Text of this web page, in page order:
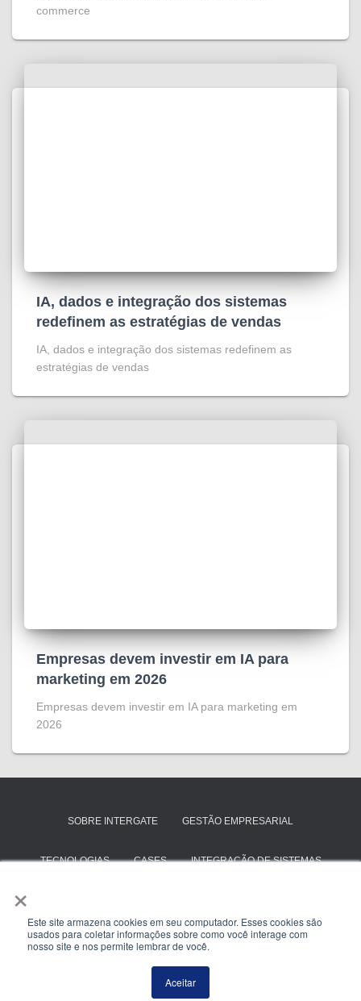
×
Este site armazena cookies em seu computador. Esses cookies são
usados para coletar informações sobre como você interage com
nosso site e nos permite lembrar de você.
Aceitar
commerce
IA, dados e integração dos sistemas
redefinem as estratégias de vendas
IA, dados e integração dos sistemas redefinem as
estratégias de vendas
Empresas devem investir em IA para
marketing em 2026
Empresas devem investir em IA para marketing em
2026
SOBRE INTERGATE GESTÃO EMPRESARIAL
TECNOLOGIAS CASES INTEGRAÇÃO DE SISTEMAS
ENTRE EM CONTATO
Hestia | Criado com